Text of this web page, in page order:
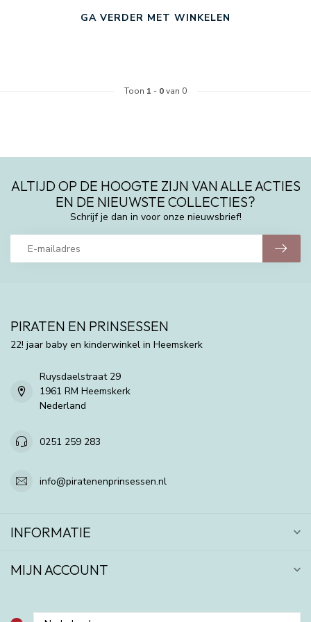
GA VERDER MET WINKELEN
Toon 1 - 0van 0
ALTIJD OP DE HOOGTE ZIJN VAN ALLE ACTIES
EN DE NIEUWSTE COLLECTIES?
Schrijf je dan in voor onze nieuwsbrief!
PIRATEN EN PRINSESSEN
22! jaar baby en kinderwinkel in Heemskerk
Ruysdaelstraat 29
1961 RM Heemskerk
Nederland
0251 259 283
info@piratenenprinsessen.nl
INFORMATIE
MIJN ACCOUNT